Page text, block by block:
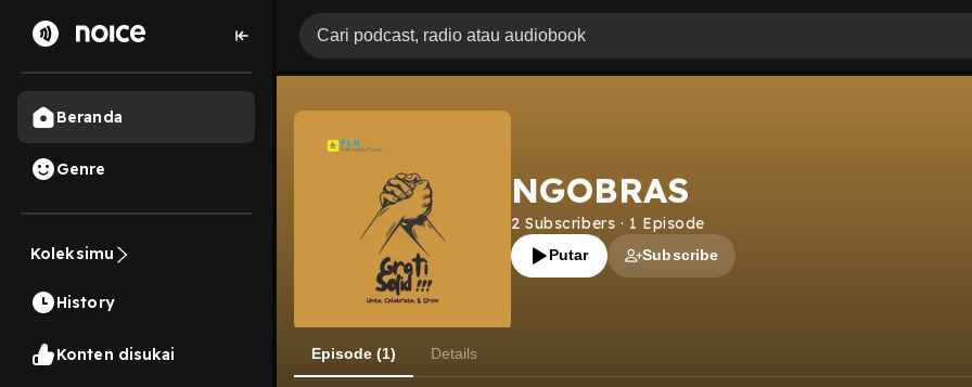
Beranda
Genre
Koleksimu
History
Konten disukai
NGOBRAS
2 Subscribers · 1 Episode
Putar Subscribe
Episode (1) Details